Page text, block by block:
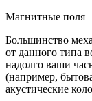
Магнитные поля
Большинство
от данного типа
надолго ваши
(например,
акустические